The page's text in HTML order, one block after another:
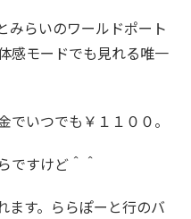
みらいのワールドポート
感モードでも見れる唯一
いつでも￥１１００。
ですけど＾＾
ます。ららぽーと行のバ